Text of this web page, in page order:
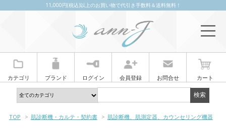
11,000円(税込)以上のお買い物で代引き手数料＆送料無料！
カテゴリ ブランド ログイン 会員登録 お問合せ カート
TOP > 肌診断機・カルテ・契約書 > 肌診断機、肌測定器、カウンセリング機器